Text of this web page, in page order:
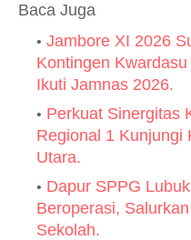
Baca Juga
Jambore XI 2026
Kontingen
Ikuti Jamnas 2026.
Perkuat Sinergitas
Regional 1 Kunjungi
Utara.
Dapur SPPG
Beroperasi,
Sekolah.